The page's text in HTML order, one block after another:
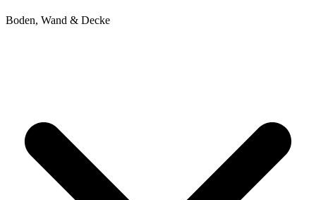
Boden, Wand & Decke